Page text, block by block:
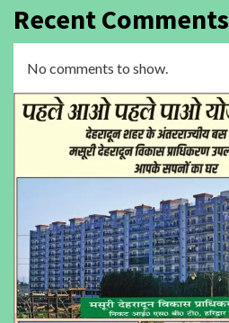
Recent Comments
No comments to show.